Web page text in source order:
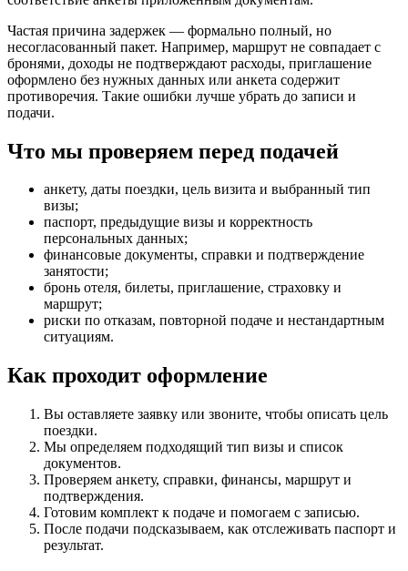
Частая причина задержек — формально полный, но
несогласованный пакет. Например, маршрут не совпадает с
бронями, доходы не подтверждают расходы, приглашение
оформлено без нужных данных или анкета содержит
противоречия. Такие ошибки лучше убрать до записи и
подачи.
Что мы проверяем перед подачей
анкету, даты поездки, цель визита и выбранный тип
визы;
паспорт, предыдущие визы и корректность
персональных данных;
финансовые документы, справки и подтверждение
занятости;
бронь отеля, билеты, приглашение, страховку и
маршрут;
риски по отказам, повторной подаче и нестандартным
ситуациям.
Как проходит оформление
Вы оставляете заявку или звоните, чтобы описать цель
поездки.
Мы определяем подходящий тип визы и список
документов.
Проверяем анкету, справки, финансы, маршрут и
подтверждения.
Готовим комплект к подаче и помогаем с записью.
После подачи подсказываем, как отслеживать паспорт и
результат.